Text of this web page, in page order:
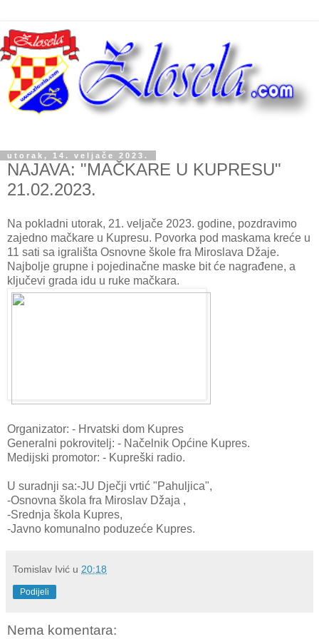
utorak, 14. veljače 2023.
NAJAVA: "MAČKARE U KUPRESU"
21.02.2023.
Na pokladni utorak, 21. veljače 2023. godine, pozdravimo
zajedno mačkare u Kupresu. Povorka pod maskama kreće u
11 sati sa igrališta Osnovne škole fra Miroslava Džaje.
Najbolje grupne i pojedinačne maske bit će nagrađene, a
ključevi grada idu u ruke mačkara.
Organizator: - Hrvatski dom Kupres
Generalni pokrovitelj: - Načelnik Općine Kupres.
Medijski promotor: - Kupreški radio.
U suradnji sa:-JU Dječji vrtić "Pahuljica",
-Osnovna škola fra Miroslav Džaja ,
-Srednja škola Kupres,
-Javno komunalno poduzeće Kupres.
Tomislav Ivić u 20:18
Podijeli
Nema komentara: